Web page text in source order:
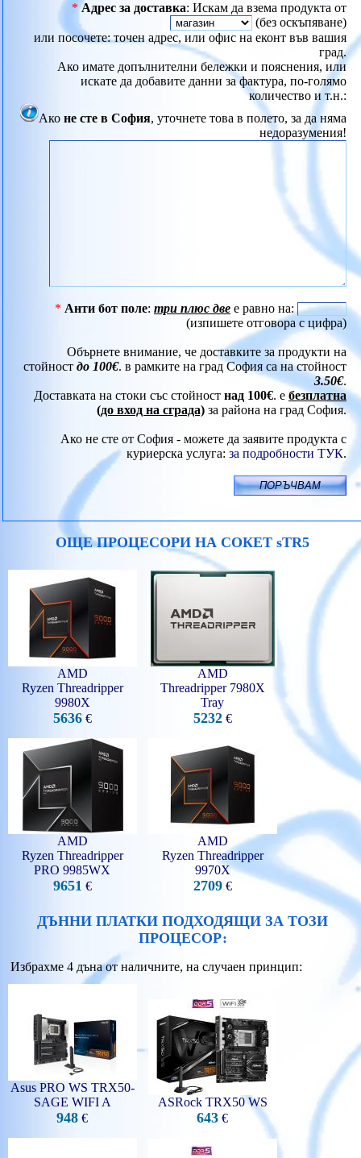
*Адрес за доставка: Искам да взема продукта от
(без оскъпяване)
или посочете: точен адрес, или офис на еконт във вашия
град.
Ако имате допълнителни бележки и пояснения, или
искате да добавите данни за фактура, по-голямо
количество и т.н.:
Ако не сте в София, уточнете това в полето, за да няма
недоразумения!
* Анти бот поле: три плюс две е равно на:
(изпишете отговора с цифра)
Обърнете внимание, че доставките за продукти на
стойност до 100€. в рамките на град София са на стойност
3.50€.
Доставката на стоки със стойност над 100€. е безплатна
(до вход на сграда) за района на град София.
Ако не сте от София - можете да заявите продукта с
куриерска услуга: за подробности ТУК.
ОЩЕ ПРОЦЕСОРИ НА СОКЕТ sTR5
AMD
Ryzen Threadripper
9980X
5636 €
AMD
Threadripper 7980X
Tray
5232 €
AMD
Ryzen Threadripper
PRO 9985WX
9651 €
AMD
Ryzen Threadripper
9970X
2709 €
ДЪННИ ПЛАТКИ ПОДХОДЯЩИ ЗА ТОЗИ
ПРОЦЕСОР:
Избрахме 4 дъна от наличните, на случаен принцип:
Asus PRO WS TRX50-
SAGE WIFI A
948 €
ASRock TRX50 WS
643 €